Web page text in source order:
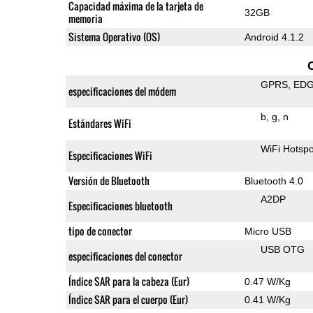
Capacidad máxima de la tarjeta de
memoria
32GB
Sistema Operativo (OS) Android 4.1.2
especificaciones del módem GPRS
Estándares WiFi b g n
Especificaciones WiFi WiFi
Versión de Bluetooth Bluetooth 4.0
Especificaciones bluetooth A2DP
tipo de conector Micro USB
especificaciones del conector USB OTG
Índice SAR para la cabeza (Eur) 0.47 W/Kg
Índice SAR para el cuerpo (Eur) 0.41 W/Kg